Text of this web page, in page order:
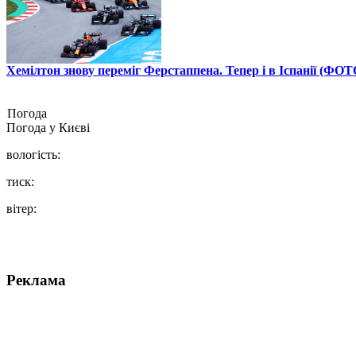
Хемілтон знову переміг Ферстаппена. Тепер і в Іспанії
Погода
Погода у Києві
вологість:
тиск:
вітер:
Реклама